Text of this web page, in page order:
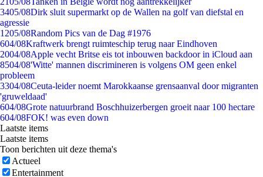
3405/08Dirk sluit supermarkt op de Wallen na golf van diefstal en
agressie
1205/08Random Pics van de Dag #1976
604/08Kraftwerk brengt ruimteschip terug naar Eindhoven
2004/08Apple vecht Britse eis tot inbouwen backdoor in iCloud aan
8504/08'Witte' mannen discrimineren is volgens OM geen enkel
probleem
3304/08Ceuta-leider noemt Marokkaanse grensaanval door migranten
'gruweldaad'
604/08Grote natuurbrand Boschhuizerbergen groeit naar 100 hectare
604/08FOK! was even down
Laatste items
Laatste items
Toon berichten uit deze thema's
Actueel
Entertainment